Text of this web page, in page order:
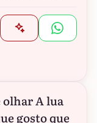
olhar A lua
gosto que